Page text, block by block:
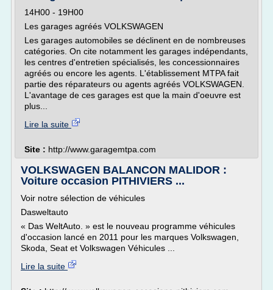
14H00 - 19H00
Les garages agréés VOLKSWAGEN
Les garages automobiles se déclinent en de nombreuses
catégories. On cite notamment les garages indépendants,
les centres d'entretien spécialisés, les concessionnaires
agréés ou encore les agents. L'établissement MTPA fait
partie des réparateurs ou agents agréés VOLKSWAGEN.
L'avantage de ces garages est que la main d'oeuvre est
plus...
Lire la suite
Site : http://www.garagemtpa.com
VOLKSWAGEN BALANCON MALIDOR :
Voiture occasion PITHIVIERS ...
Voir notre sélection de véhicules
Dasweltauto
« Das WeltAuto. » est le nouveau programme véhicules
d'occasion lancé en 2011 pour les marques Volkswagen,
Skoda, Seat et Volkswagen Véhicules ...
Lire la suite